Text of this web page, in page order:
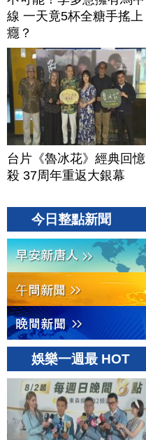
線 一天竟5杯全糖手搖上
癮？
台片《魯冰花》經典回憶
殺 37周年重返大銀幕
今日整點新聞
娛樂一週最 HOT